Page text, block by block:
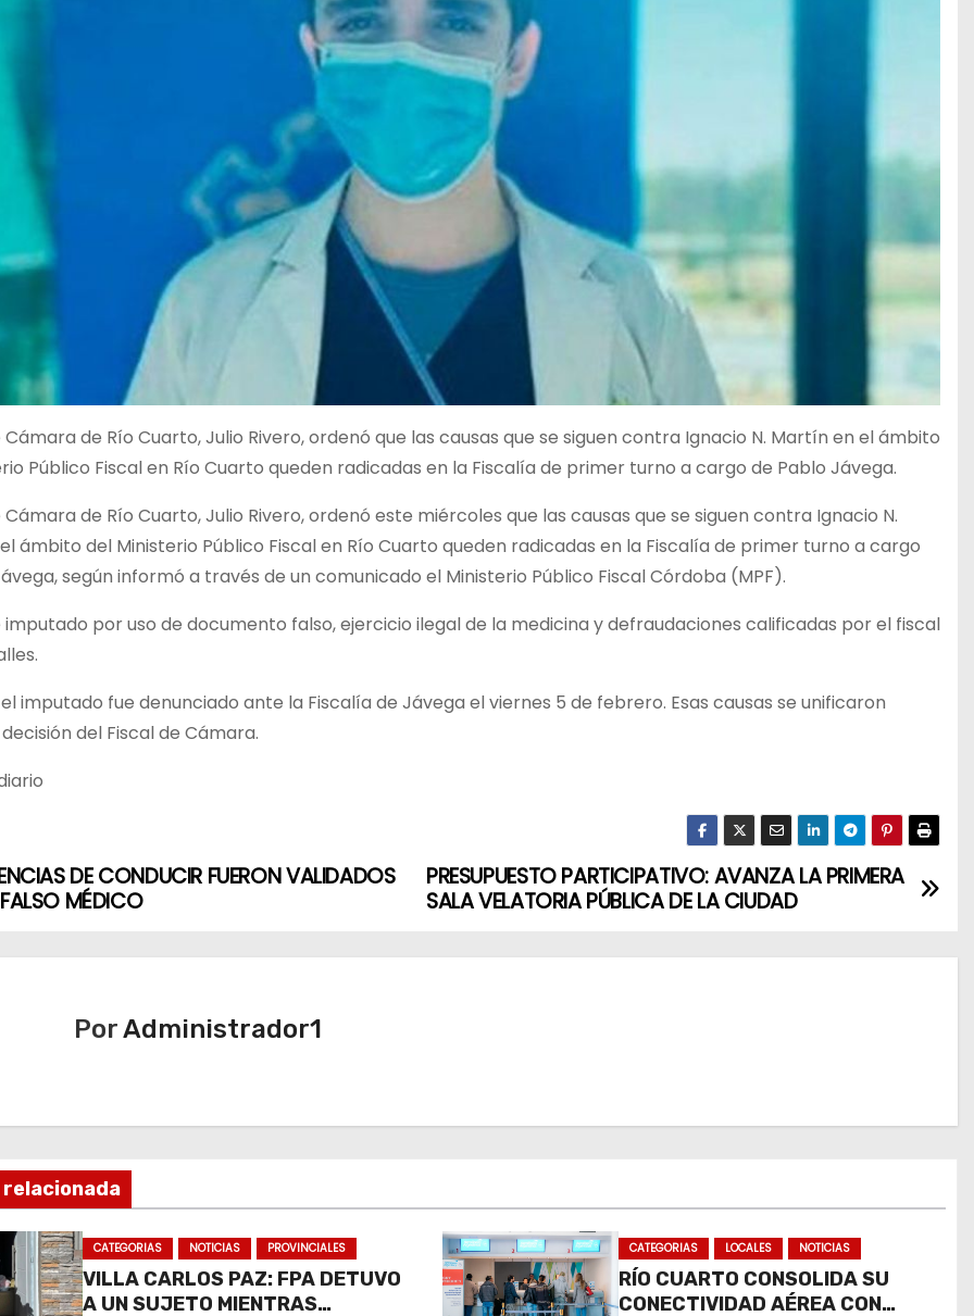
Cámara de Río Cuarto, Julio Rivero, ordenó que las causas que se siguen contra Ignacio N. Martín en el ámbito
Público Fiscal en Río Cuarto queden radicadas en la Fiscalía de primer turno a cargo de Pablo Jávega.
Cámara de Río Cuarto, Julio Rivero, ordenó este miércoles que las causas que se siguen contra Ignacio N.
ámbito del Ministerio Público Fiscal en Río Cuarto queden radicadas en la Fiscalía de primer turno a cargo
según informó a través de un comunicado el Ministerio Público Fiscal Córdoba (MPF).
por uso de documento falso, ejercicio ilegal de la medicina y defraudaciones calificadas por el fiscal
imputado fue denunciado ante la Fiscalía de Jávega el viernes 5 de febrero. Esas causas se unificaron
del Fiscal de Cámara.
PRESUPUESTO PARTICIPATIVO: AVANZA LA PRIMERA
SALA VELATORIA PÚBLICA DE LA CIUDAD
DE CONDUCIR FUERON VALIDADOS
MÉDICO
PorAdministrador1
CATEGORIAS NOTICIAS PROVINCIALES
VILLA CARLOS PAZ: FPA DETUVO
A UN SUJETO MIENTRAS
CATEGORIAS LOCALES NOTICIAS
RÍO CUARTO CONSOLIDA SU
CONECTIVIDAD AÉREA CON